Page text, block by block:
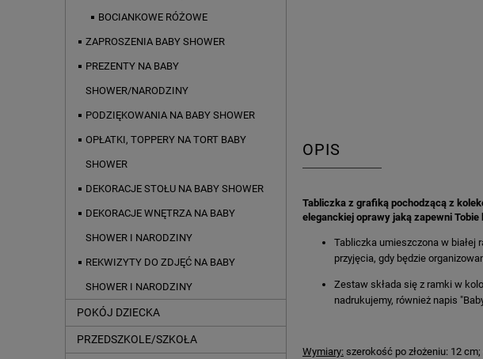
BOCIANKOWE RÓŻOWE
ZAPROSZENIA BABY SHOWER
PREZENTY NA BABY
SHOWER/NARODZINY
PODZIĘKOWANIA NA BABY SHOWER
OPŁATKI, TOPPERY NA TORT BABY
SHOWER
DEKORACJE STOŁU NA BABY SHOWER
DEKORACJE WNĘTRZA NA BABY
SHOWER I NARODZINY
REKWIZYTY DO ZDJĘĆ NA BABY
SHOWER I NARODZINY
POKÓJ DZIECKA
PRZEDSZKOLE/SZKOŁA
OPIS
Tabliczka z grafiką pochodzącą z
eleganckiej oprawy jaką zapewni Tobie
Tabliczka umieszczona w białej
przyjęcia, gdy będzie
Zestaw składa się z ramki w
nadrukujemy, również napis
Wymiary: szerokość po złożeniu: 12